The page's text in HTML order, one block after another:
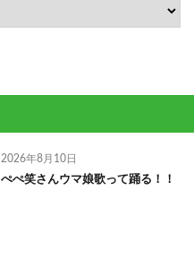
2026年8月10日
ぺぺ笑さんウマ娘歌って踊る！！